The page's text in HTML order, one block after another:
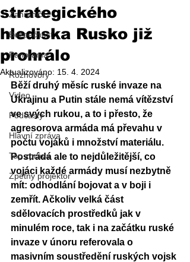
Zahraničí
Bezpečnost
Panorama
Rozhovory
Video
Podcasty
Hlavní zpráva
Top zpráva
Zpětný projektor
strategického
hlediska Rusko již
prohrálo
Aktualizováno: 15. 4. 2024
Běží druhý měsíc ruské invaze na
Ukrajinu a Putin stále nemá vítězství
ve svých rukou, a to i přesto, že
agresorova armáda má převahu v
počtu vojáků i množství materiálu.
Postrádá ale to nejdůležitější, co
vojáci každé armády musí nezbytně
mít: odhodlání bojovat a v boji i
zemřít. Ačkoliv velká část
sdělovacích prostředků jak v
minulém roce, tak i na začátku ruské
invaze v únoru referovala o
masivním soustředění ruských vojsk